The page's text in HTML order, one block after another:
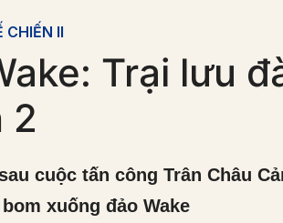
CHIẾN II
Trại lưu
2
cuộc tấn công Trân Châu
xuống đảo Wake